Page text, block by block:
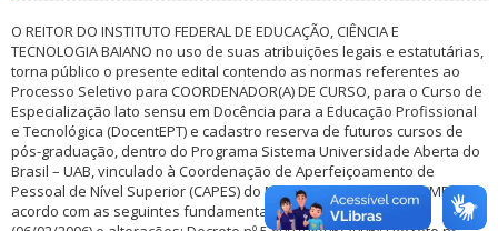
O REITOR DO INSTITUTO FEDERAL DE EDUCAÇÃO, CIÊNCIA E
TECNOLOGIA BAIANO no uso de suas atribuições legais e estatutárias,
torna público o presente edital contendo as normas referentes ao
Processo Seletivo para COORDENADOR(A) DE CURSO, para o Curso de
Especialização lato sensu em Docência para a Educação Profissional
e Tecnológica (DocentEPT) e cadastro reserva de futuros cursos de
pós-graduação, dentro do Programa Sistema Universidade Aberta do
Brasil – UAB, vinculado à Coordenação de Aperfeiçoamento de
Pessoal de Nível Superior (CAPES) do Ministério da Educação (MEC), de
acordo com as seguintes fundamentações legais: Lei Nº 11.273